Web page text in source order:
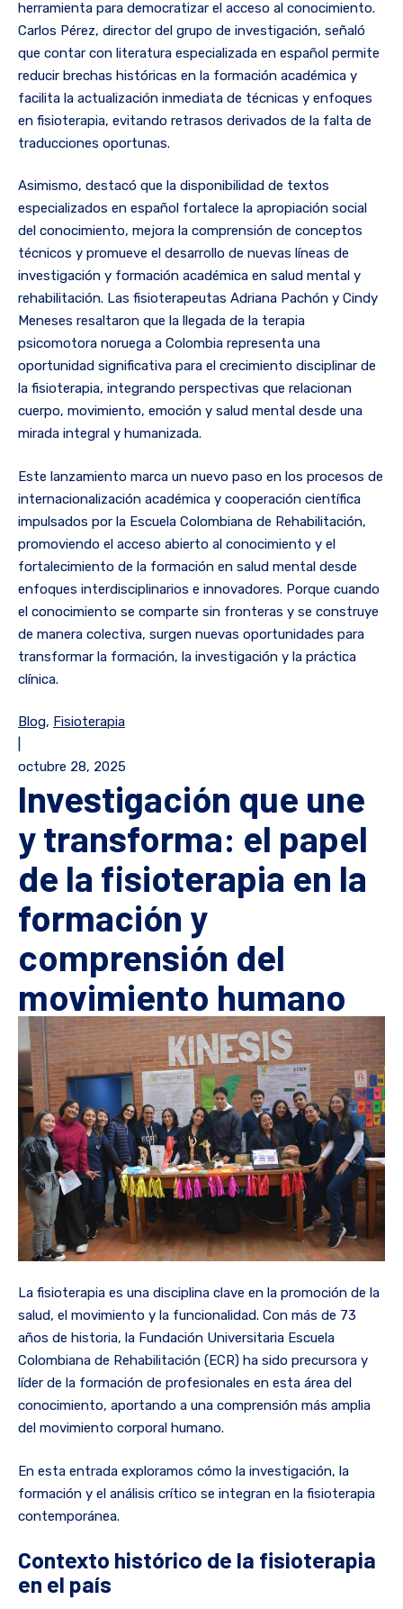
herramienta para democratizar el acceso al conocimiento.
Carlos Pérez, director del grupo de investigación, señaló
que contar con literatura especializada en español permite
reducir brechas históricas en la formación académica y
facilita la actualización inmediata de técnicas y enfoques
en fisioterapia, evitando retrasos derivados de la falta de
traducciones oportunas.
Asimismo, destacó que la disponibilidad de textos
especializados en español fortalece la apropiación social
del conocimiento, mejora la comprensión de conceptos
técnicos y promueve el desarrollo de nuevas líneas de
investigación y formación académica en salud mental y
rehabilitación. Las fisioterapeutas Adriana Pachón y Cindy
Meneses resaltaron que la llegada de la terapia
psicomotora noruega a Colombia representa una
oportunidad significativa para el crecimiento disciplinar de
la fisioterapia, integrando perspectivas que relacionan
cuerpo, movimiento, emoción y salud mental desde una
mirada integral y humanizada.
Este lanzamiento marca un nuevo paso en los procesos de
internacionalización académica y cooperación científica
impulsados por la Escuela Colombiana de Rehabilitación,
promoviendo el acceso abierto al conocimiento y el
fortalecimiento de la formación en salud mental desde
enfoques interdisciplinarios e innovadores. Porque cuando
el conocimiento se comparte sin fronteras y se construye
de manera colectiva, surgen nuevas oportunidades para
transformar la formación, la investigación y la práctica
clínica.
Blog, Fisioterapia
octubre 28, 2025
Investigación que une
y transforma: el papel
de la fisioterapia en la
formación y
comprensión del
movimiento humano
La fisioterapia es una disciplina clave en la promoción de la
salud, el movimiento y la funcionalidad. Con más de 73
años de historia, la Fundación Universitaria Escuela
Colombiana de Rehabilitación (ECR) ha sido precursora y
líder de la formación de profesionales en esta área del
conocimiento, aportando a una comprensión más amplia
del movimiento corporal humano.
En esta entrada exploramos cómo la investigación, la
formación y el análisis crítico se integran en la fisioterapia
contemporánea.
Contexto histórico de la fisioterapia
en el país